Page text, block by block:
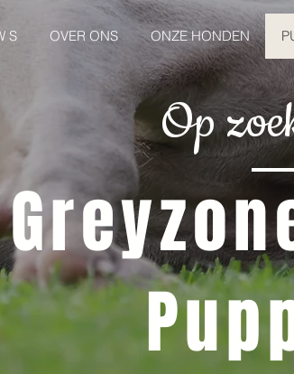
S OVER ONS ONZE HONDEN
Op